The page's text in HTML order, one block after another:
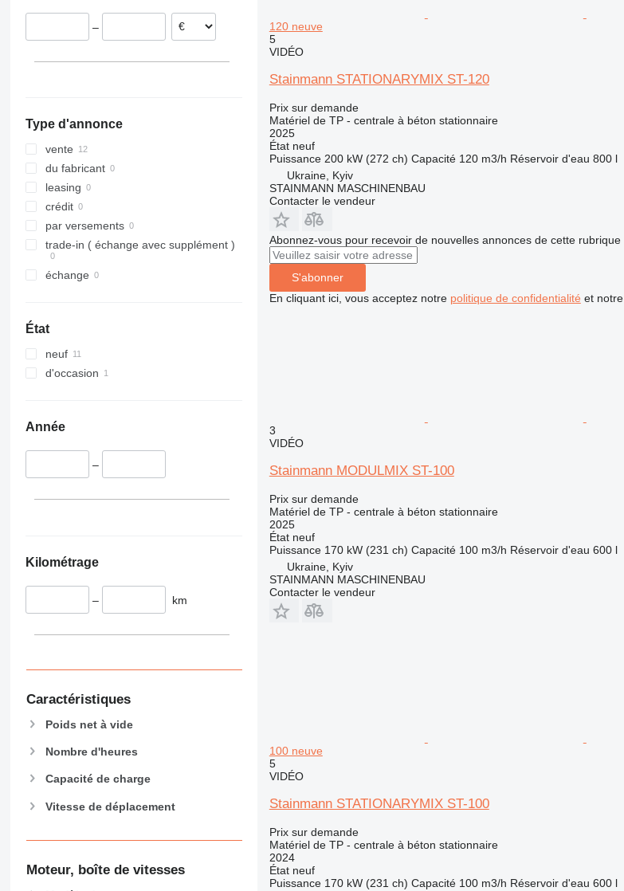
312
318
319
320
321
322
323
324
326
340
345
365
374
426
428
826
906
908
910
928
427
8008
8018
8025
8026
8030
8035
CT
JZ
VMT
Vibromax
3369
Pecolift
Toucan
SD
XR
–
Type d'annonce
vente
du fabricant
leasing
crédit
par versements
trade-in ( échange avec supplément )
échange
État
neuf
d'occasion
Année
–
Kilométrage
– km
Caractéristiques
Poids net à vide
Nombre d'heures
Capacité de charge
Vitesse de déplacement
Moteur, boîte de vitesses
120 neuve
5
VIDÉO
Stainmann STATIONARYMIX ST-120
Prix sur demande
Matériel de TP - centrale à béton stationnaire
2025
Étatneuf
Puissance 200 kW (272 ch) Capacité 120 m3/h Réservoir d'eau 800 l
Ukraine, Kyiv
STAINMANN MASCHINENBAU
Contacter le vendeur
Abonnez-vous pour recevoir de nouvelles annonces de cette rubrique
S'abonner
En cliquant ici, vous acceptez notre politique de confidentialité et notre
3
VIDÉO
Stainmann MODULMIX ST-100
Prix sur demande
Matériel de TP - centrale à béton stationnaire
2025
Étatneuf
Puissance 170 kW (231 ch) Capacité 100 m3/h Réservoir d'eau 600 l
Ukraine, Kyiv
STAINMANN MASCHINENBAU
Contacter le vendeur
100 neuve
5
VIDÉO
Stainmann STATIONARYMIX ST-100
Prix sur demande
Matériel de TP - centrale à béton stationnaire
2024
Étatneuf
Puissance 170 kW (231 ch) Capacité 100 m3/h Réservoir d'eau 600 l